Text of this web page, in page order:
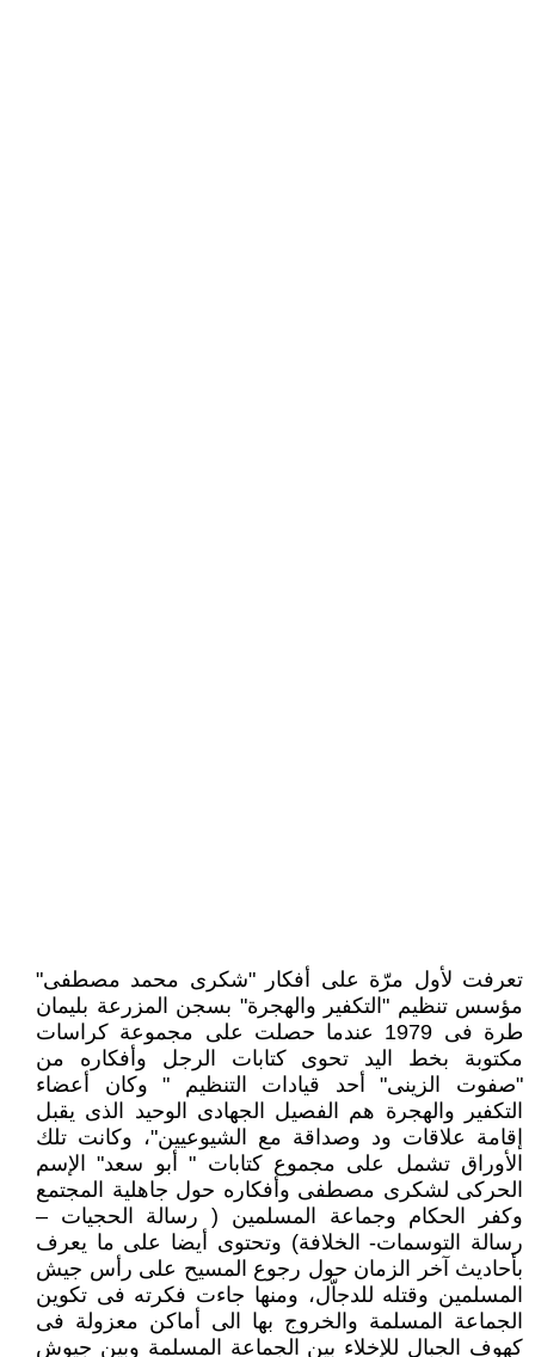
تعرفت لأول مرّة على أفكار "شكرى محمد مصطفى"
مؤسس تنظيم "التكفير والهجرة" بسجن المزرعة بليمان
طرة فى 1979 عندما حصلت على مجموعة كراسات
مكتوبة بخط اليد تحوى كتابات الرجل وأفكاره من
"صفوت الزينى" أحد قيادات التنظيم " وكان أعضاء
التكفير والهجرة هم الفصيل الجهادى الوحيد الذى يقبل
إقامة علاقات ود وصداقة مع الشيوعيين"، وكانت تلك
الأوراق تشمل على مجموع كتابات " أبو سعد" الإسم
الحركى لشكرى مصطفى وأفكاره حول جاهلية المجتمع
وكفر الحكام وجماعة المسلمين ( رسالة الحجيات –
رسالة التوسمات- الخلافة) وتحتوى أيضا على ما يعرف
بأحاديث آخر الزمان حول رجوع المسيح على رأس جيش
المسلمين وقتله للدجاّل، ومنها جاءت فكرته فى تكوين
الجماعة المسلمة والخروج بها الى أماكن معزولة فى
كهوف الجبال للإخلاء بين الجماعة المسلمة وبين جيوش